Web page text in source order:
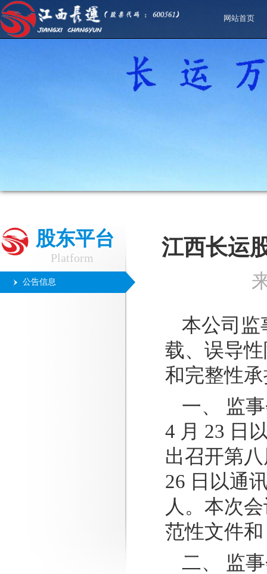
网站首页
股东平台
Platform
公告信息
江西长运
本公司监
载、误导
和完整性
一、 监
4 月 23 日
出召开第
26 日以通
人。本次
范性文件
二、 监